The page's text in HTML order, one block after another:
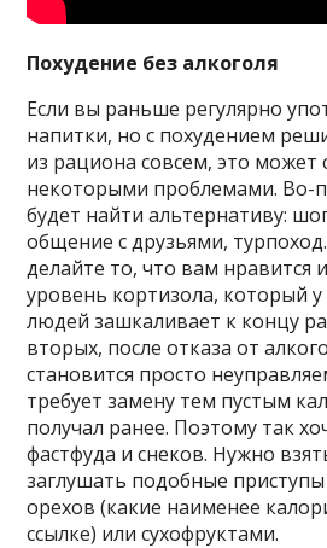
Похудение без алкоголя
Если вы раньше регулярно
напитки, но с похудением
из рациона совсем, это может
некоторыми проблемами. Во-
будет найти альтернативу:
общение с друзьями,
делайте то, что вам нравится
уровень кортизола, который
людей зашкаливает к концу
вторых, после отказа от
становится просто
требует замену тем пустым
получал ранее. Поэтому так
фастфуда и снеков. Нужно
заглушать подобные
орехов (какие наименее
ссылке) или сухофруктами.